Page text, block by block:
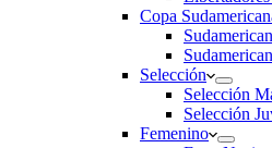
Copa
Selección
Selección
Selección
Femenino